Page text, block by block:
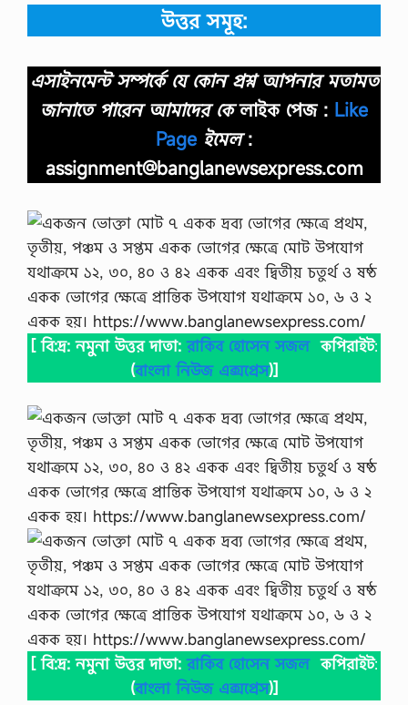
উত্তর সমূহ:
এসাইনমেন্ট সম্পর্কে যে কোন প্রশ্ন আপনার মতামত
জানাতে পারেন আমাদের কেলাইক পেজ : Like
Page ইমেল:
assignment@banglanewsexpress.com
[ বি:দ্র: নমুনা উত্তর দাতা:রাকিব হোসেন সজলকপিরাইট:
(বাংলা নিউজ এক্সপ্রেস)]
[ বি:দ্র: নমুনা উত্তর দাতা:রাকিব হোসেন সজলকপিরাইট:
(বাংলা নিউজ এক্সপ্রেস)]